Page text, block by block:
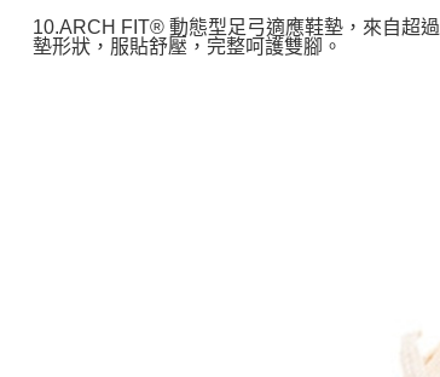
10.ARCH FIT® 動態型足弓適應鞋墊，來自超
墊形狀，服貼舒壓，完整呵護雙腳。